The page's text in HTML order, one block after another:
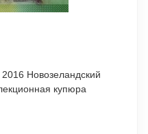
Новозеландский
купюра